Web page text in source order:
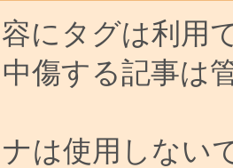
にタグは利用
傷する記事は
は使用しない